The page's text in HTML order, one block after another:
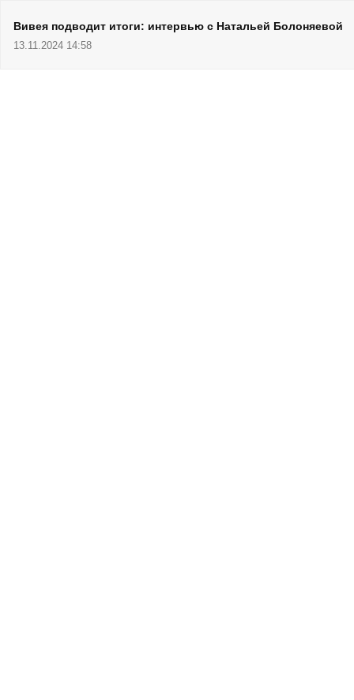
Вивея подводит итоги: интервью с Натальей Болоняевой
13.11.2024 14:58